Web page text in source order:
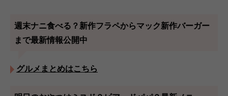
週末ナニ食べる？新作フラペからマック新作バーガー
まで最新情報公開中
グルメまとめはこちら